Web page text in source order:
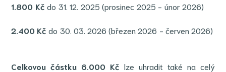
1.800 Kč do 31. 12. 2025 (prosinec 2025 - únor 2026)
2.400 Kč do 30. 03. 2026 (březen 2026 - červen 2026)
Celkovou částku 6.000 Kč lze uhradit také na celý